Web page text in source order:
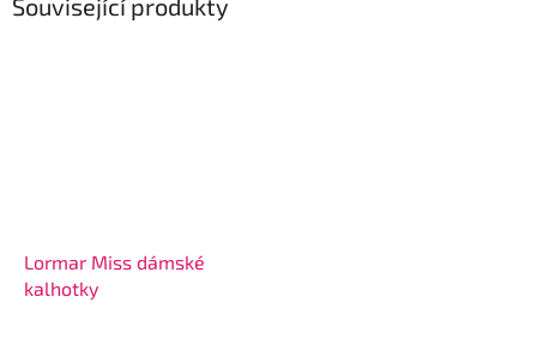
Související produkty
Lormar Miss dámské
kalhotky